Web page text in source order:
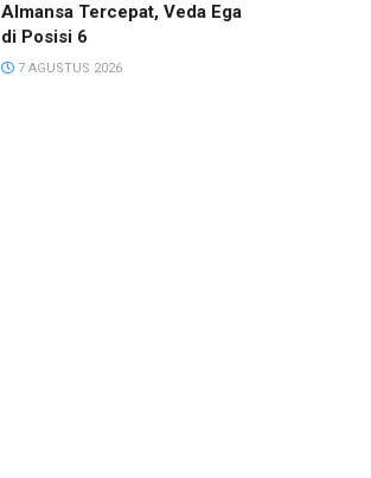
Almansa Tercepat, Veda Ega
di Posisi 6
7 AGUSTUS 2026